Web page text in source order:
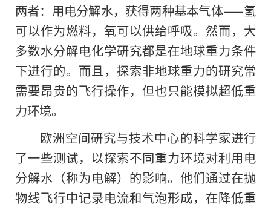
两者：用电分解水，获得两种基本气体——氢
可以作为燃料，氧可以供给呼吸。然而，大
多数水分解电化学研究都是在地球重力条件
下进行的。而且，探索非地球重力的研究常
需要昂贵的飞行操作，但也只能模拟超低重
力环境。
欧洲空间研究与技术中心的科学家进行
了一些测试，以探索不同重力环境对利用电
分解水（称为电解）的影响。他们通过在抛
物线飞行中记录电流和气泡形成，在降低重